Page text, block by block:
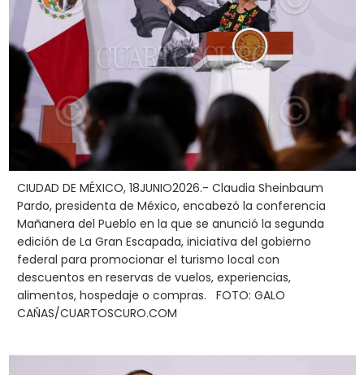
CIUDAD DE MÉXICO, 18JUNIO2026.- Claudia Sheinbaum
Pardo, presidenta de México, encabezó la conferencia
Mañanera del Pueblo en la que se anunció la segunda
edición de La Gran Escapada, iniciativa del gobierno
federal para promocionar el turismo local con
descuentos en reservas de vuelos, experiencias,
alimentos, hospedaje o compras. FOTO: GALO
CAÑAS/CUARTOSCURO.COM